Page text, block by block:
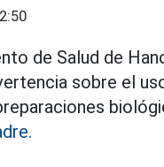
de Salud de
sobre el